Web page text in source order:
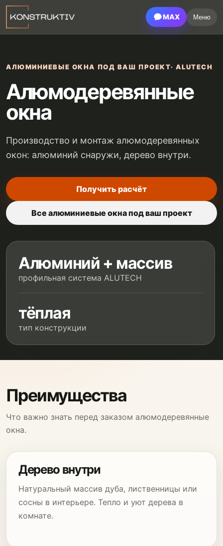
MAX Меню
АЛЮМИНИЕВЫЕ ОКНА ПОД ВАШ ПРОЕКТ· ALUTECH
Алюмодеревянные
окна
Производство и монтаж алюмодеревянных
окон: алюминий снаружи, дерево внутри.
Получить расчёт
Все алюминиевые окна под ваш проект
Алюминий + массив
профильная система ALUTECH
тёплая
тип конструкции
Преимущества
Что важно знать перед заказом алюмодеревянные
окна.
Дерево внутри
Натуральный массив дуба, лиственницы или
сосны в интерьере. Тепло и уют дерева в
комнате.